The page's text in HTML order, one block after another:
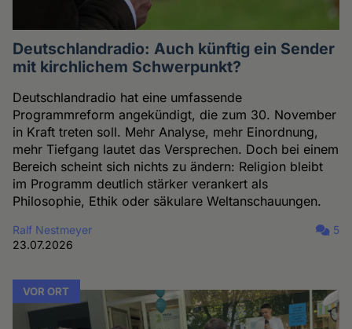
Deutschlandradio: Auch künftig ein Sender
mit kirchlichem Schwerpunkt?
Deutschlandradio hat eine umfassende
Programmreform angekündigt, die zum 30. November
in Kraft treten soll. Mehr Analyse, mehr Einordnung,
mehr Tiefgang lautet das Versprechen. Doch bei einem
Bereich scheint sich nichts zu ändern: Religion bleibt
im Programm deutlich stärker verankert als
Philosophie, Ethik oder säkulare Weltanschauungen.
Ralf Nestmeyer
23.07.2026
5
VOR ORT